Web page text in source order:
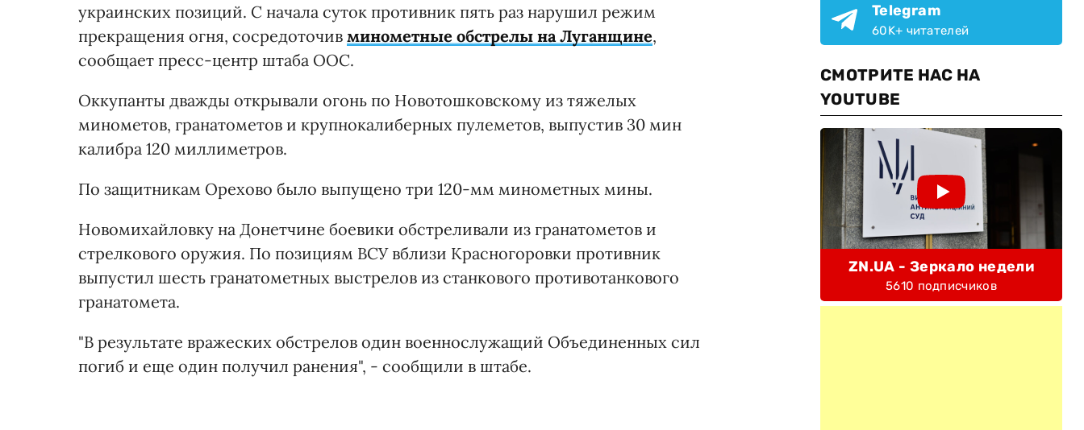
украинских позиций. С начала суток противник пять раз нарушил режим
прекращения огня, сосредоточив минометные обстрелы на Луганщине,
сообщает пресс-центр штаба ООС.
Оккупанты дважды открывали огонь по Новотошковскому из тяжелых
минометов, гранатометов и крупнокалиберных пулеметов, выпустив 30 мин
калибра 120 миллиметров.
По защитникам Орехово было выпущено три 120-мм минометных мины.
Новомихайловку на Донетчине боевики обстреливали из гранатометов и
стрелкового оружия. По позициям ВСУ вблизи Красногоровки противник
выпустил шесть гранатометных выстрелов из станкового противотанкового
гранатомета.
"В результате вражеских обстрелов один военнослужащий Объединенных сил
погиб и еще один получил ранения", - сообщили в штабе.
Telegram
60K+ читателей
СМОТРИТЕ НАС НА
YOUTUBE
ZN.UA - Зеркало недели
5610 подписчиков